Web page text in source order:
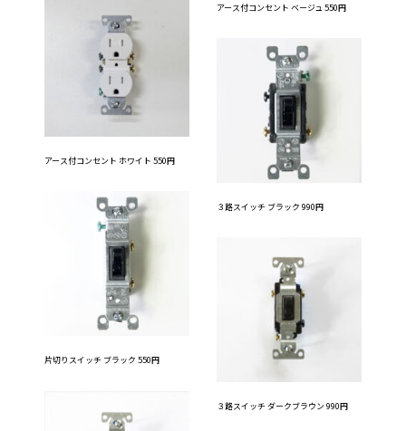
アース付コンセント ベージュ 550円
アース付コンセント ホワイト 550円
３路スイッチ ブラック 990円
片切りスイッチ ブラック 550円
３路スイッチ ダークブラウン 990円